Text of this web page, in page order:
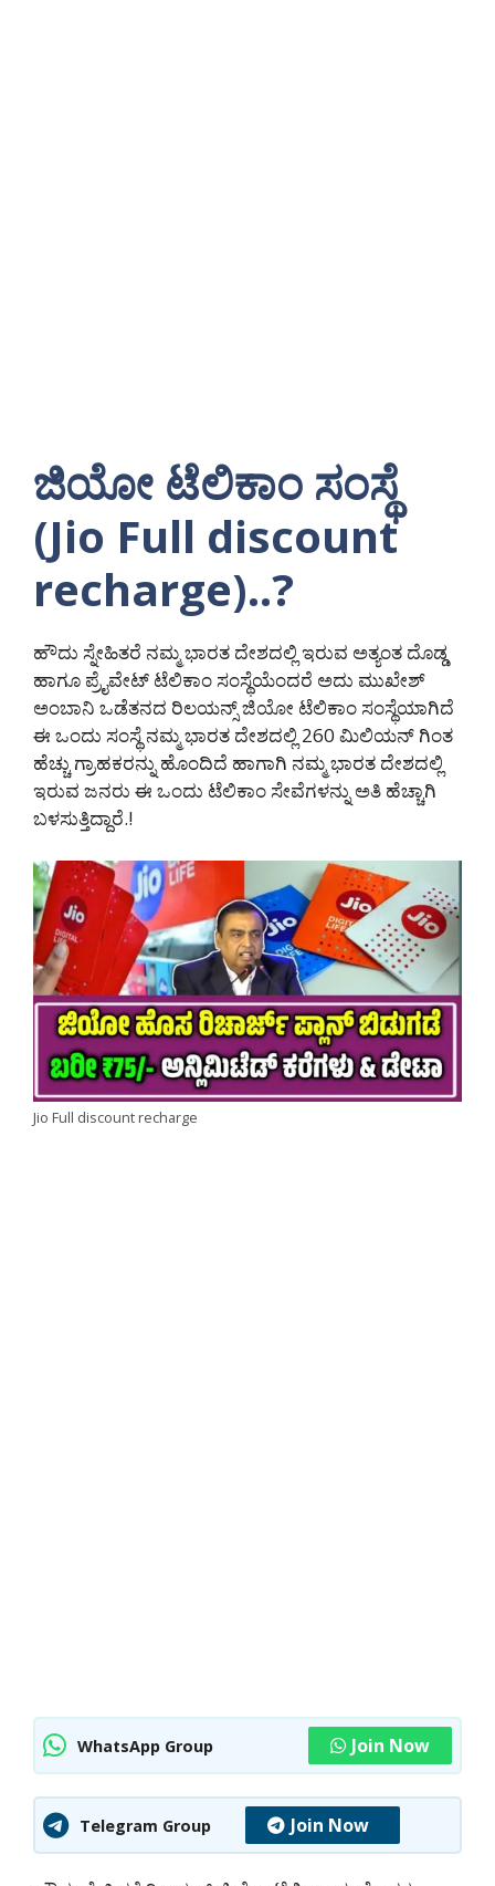
ಜಿಯೋ ಟೆಲಿಕಾಂ ಸಂಸ್ಥೆ
(Jio Full discount
recharge)..?
ಹೌದು ಸ್ನೇಹಿತರೆ ನಮ್ಮ ಭಾರತ ದೇಶದಲ್ಲಿ ಇರುವ ಅತ್ಯಂತ ದೊಡ್ಡ
ಹಾಗೂ ಪ್ರೈವೇಟ್ ಟೆಲಿಕಾಂ ಸಂಸ್ಥೆಯೆಂದರೆ ಅದು ಮುಖೇಶ್
ಅಂಬಾನಿ ಒಡೆತನದ ರಿಲಯನ್ಸ್ ಜಿಯೋ ಟೆಲಿಕಾಂ ಸಂಸ್ಥೆಯಾಗಿದೆ
ಈ ಒಂದು ಸಂಸ್ಥೆ ನಮ್ಮ ಭಾರತ ದೇಶದಲ್ಲಿ 260 ಮಿಲಿಯನ್ ಗಿಂತ
ಹೆಚ್ಚು ಗ್ರಾಹಕರನ್ನು ಹೊಂದಿದೆ ಹಾಗಾಗಿ ನಮ್ಮ ಭಾರತ ದೇಶದಲ್ಲಿ
ಇರುವ ಜನರು ಈ ಒಂದು ಟೆಲಿಕಾಂ ಸೇವೆಗಳನ್ನು ಅತಿ ಹೆಚ್ಚಾಗಿ
ಬಳಸುತ್ತಿದ್ದಾರೆ.!
Jio Full discount recharge
WhatsApp Group Join Now
Telegram Group Join Now